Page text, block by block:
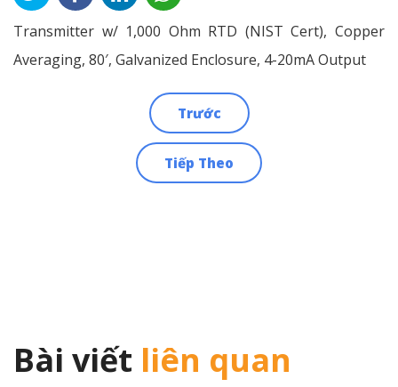
Transmitter w/ 1,000 Ohm RTD (NIST Cert), Copper
Averaging, 80′, Galvanized Enclosure, 4-20mA Output
Trước
Tiếp Theo
Bài viết liên quan